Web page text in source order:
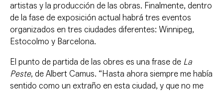
artistas y la producción de las obras. Finalmente, dentro
de la fase de exposición actual habrá tres eventos
organizados en tres ciudades diferentes: Winnipeg,
Estocolmo y Barcelona.
El punto de partida de las obres es una frase de La
Peste, de Albert Camus. “Hasta ahora siempre me había
sentido como un extraño en esta ciudad, y que no me